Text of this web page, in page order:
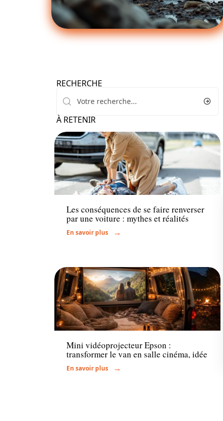
RECHERCHE
À RETENIR
Actu
Les conséquences de se faire renverser
par une voiture : mythes et réalités
En savoir plus
Actu
Mini vidéoprojecteur Epson :
transformer le van en salle cinéma, idée
En savoir plus